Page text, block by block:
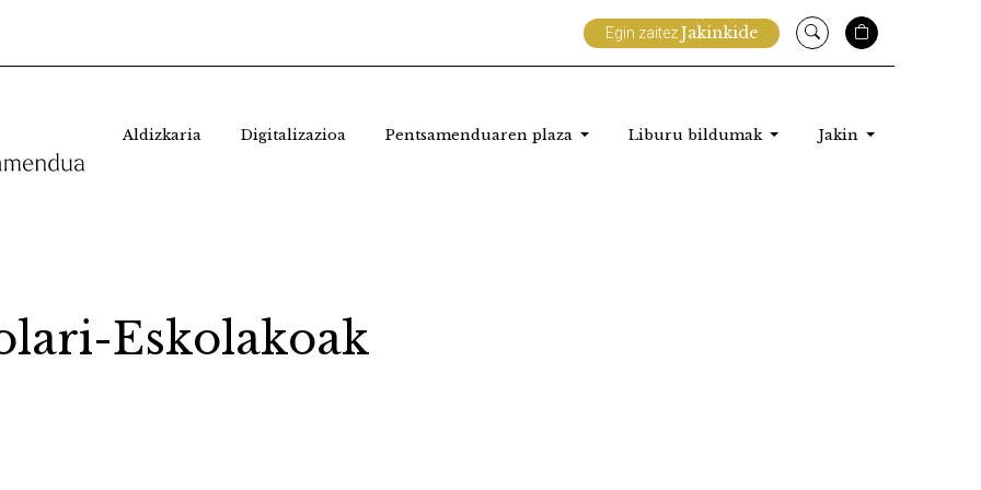
Egin zaitezJakinkide
Aldizkaria Digitalizazioa Pentsamenduaren plaza Liburu bildumak Jakin
Eskolakoak